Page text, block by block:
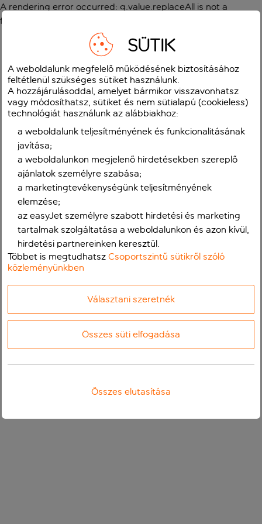
A rendering error occurred: g.value.replaceAll is not a
function
SÜTIK
A weboldalunk megfelelő működésének biztosításához
feltétlenül szükséges sütiket használunk.
A hozzájárulásoddal, amelyet bármikor visszavonhatsz
vagy módosíthatsz, sütiket és nem sütialapú (cookieless)
technológiát használunk az alábbiakhoz:
a weboldalunk teljesítményének és funkcionalitásának
javítása;
a weboldalunkon megjelenő hirdetésekben szereplő
ajánlatok személyre szabása;
a marketingtevékenységünk teljesítményének
elemzése;
az easyJet személyre szabott hirdetési és marketing
tartalmak szolgáltatása a weboldalunkon és azon kívül,
hirdetési partnereinken keresztül.
Többet is megtudhatszCsoportszintű sütikről szóló
közleményünkben
Választani szeretnék
Összes süti elfogadása
Összes elutasítása